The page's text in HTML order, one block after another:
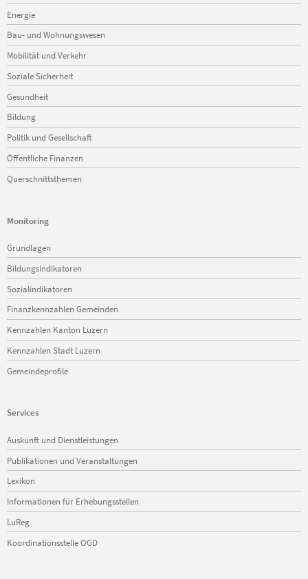
Energie
Bau- und Wohnungswesen
Mobilität und Verkehr
Soziale Sicherheit
Gesundheit
Bildung
Politik und Gesellschaft
Öffentliche Finanzen
Querschnittsthemen
Monitoring
Navigation
überspringen
Grundlagen
Bildungsindikatoren
Sozialindikatoren
Finanzkennzahlen Gemeinden
Kennzahlen Kanton Luzern
Kennzahlen Stadt Luzern
Gemeindeprofile
Services
Navigation
überspringen
Auskunft und Dienstleistungen
Publikationen und Veranstaltungen
Lexikon
Informationen für Erhebungsstellen
LuReg
Koordinationsstelle OGD